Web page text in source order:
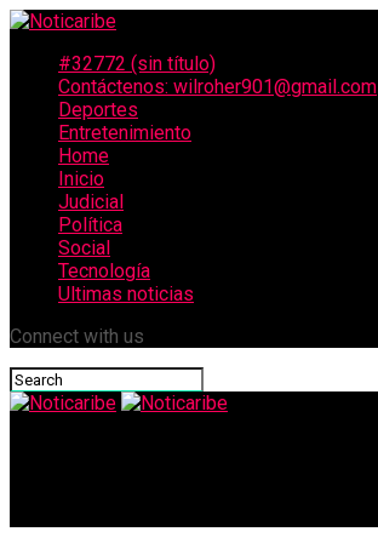
#32772 (sin título)
Contáctenos: wilroher901@gmail.com
Deportes
Entretenimiento
Home
Inicio
Judicial
Política
Social
Tecnología
Ultimas noticias
Connect with us